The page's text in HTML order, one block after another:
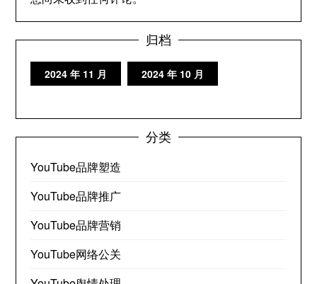
归档
2024 年 11 月 2024 年 10 月
分类
YouTube品牌塑造
YouTube品牌推广
YouTube品牌营销
YouTube网络公关